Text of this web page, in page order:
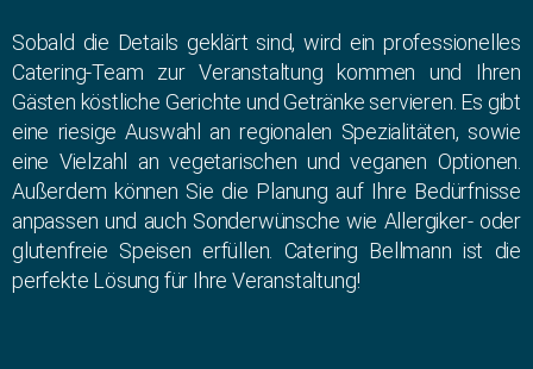
Sobald die Details geklärt sind, wird ein professionelles
Catering-Team zur Veranstaltung kommen und Ihren
Gästen köstliche Gerichte und Getränke servieren. Es gibt
eine riesige Auswahl an regionalen Spezialitäten, sowie
eine Vielzahl an vegetarischen und veganen Optionen.
Außerdem können Sie die Planung auf Ihre Bedürfnisse
anpassen und auch Sonderwünsche wie Allergiker- oder
glutenfreie Speisen erfüllen. Catering Bellmann ist die
perfekte Lösung für Ihre Veranstaltung!